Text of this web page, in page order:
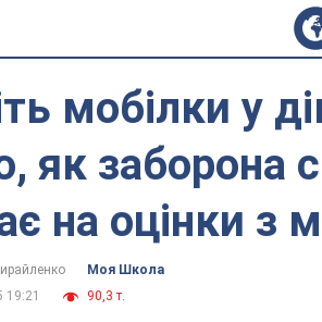
мобілки у
як заборона
на оцінки з
Моя Школа
19:21
90,3 т.